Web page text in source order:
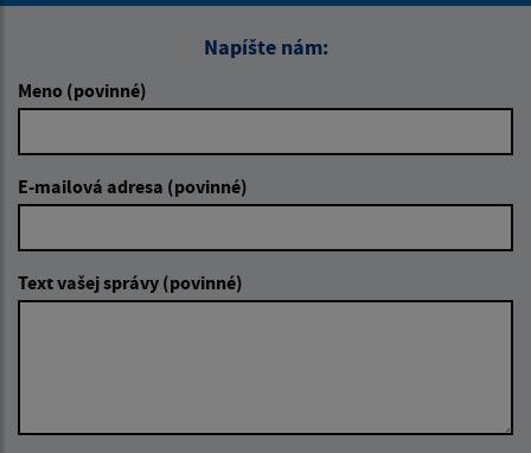
Napíšte nám:
Meno (povinné)
E-mailová adresa (povinné)
Text vašej správy (povinné)